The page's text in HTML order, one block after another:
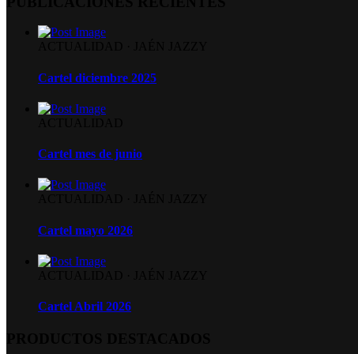
Cartel diciembre 2025
Cartel mes de junio
Cartel mayo 2026
Cartel Abril 2026